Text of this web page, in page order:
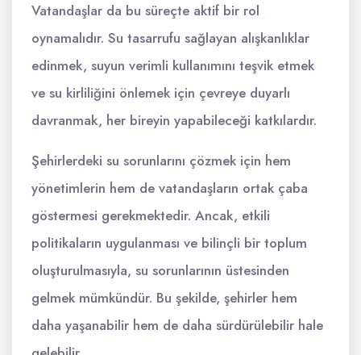
Vatandaşlar da bu süreçte aktif bir rol
oynamalıdır. Su tasarrufu sağlayan alışkanlıklar
edinmek, suyun verimli kullanımını teşvik etmek
ve su kirliliğini önlemek için çevreye duyarlı
davranmak, her bireyin yapabileceği katkılardır.
Şehirlerdeki su sorunlarını çözmek için hem
yönetimlerin hem de vatandaşların ortak çaba
göstermesi gerekmektedir. Ancak, etkili
politikaların uygulanması ve bilinçli bir toplum
oluşturulmasıyla, su sorunlarının üstesinden
gelmek mümkündür. Bu şekilde, şehirler hem
daha yaşanabilir hem de daha sürdürülebilir hale